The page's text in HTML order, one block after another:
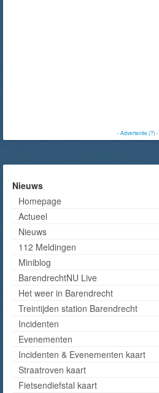
-Advertentie (?)-
Nieuws
Homepage
Actueel
Nieuws
112 Meldingen
Miniblog
BarendrechtNU Live
Het weer in Barendrecht
Treintijden station Barendrecht
Incidenten
Evenementen
Incidenten & Evenementen kaart
Straatroven kaart
Fietsendiefstal kaart